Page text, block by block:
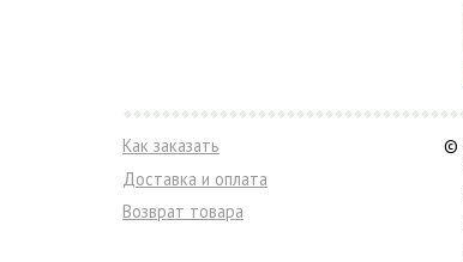
Как заказать
Доставка и оплата
Возврат товара
©